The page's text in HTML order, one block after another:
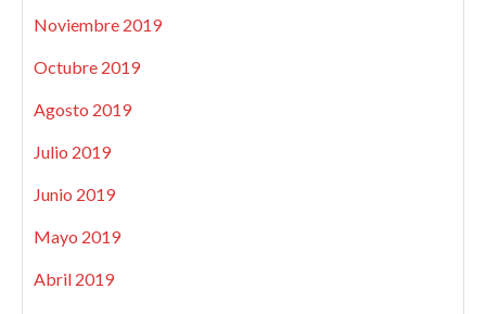
Noviembre 2019
Octubre 2019
Agosto 2019
Julio 2019
Junio 2019
Mayo 2019
Abril 2019